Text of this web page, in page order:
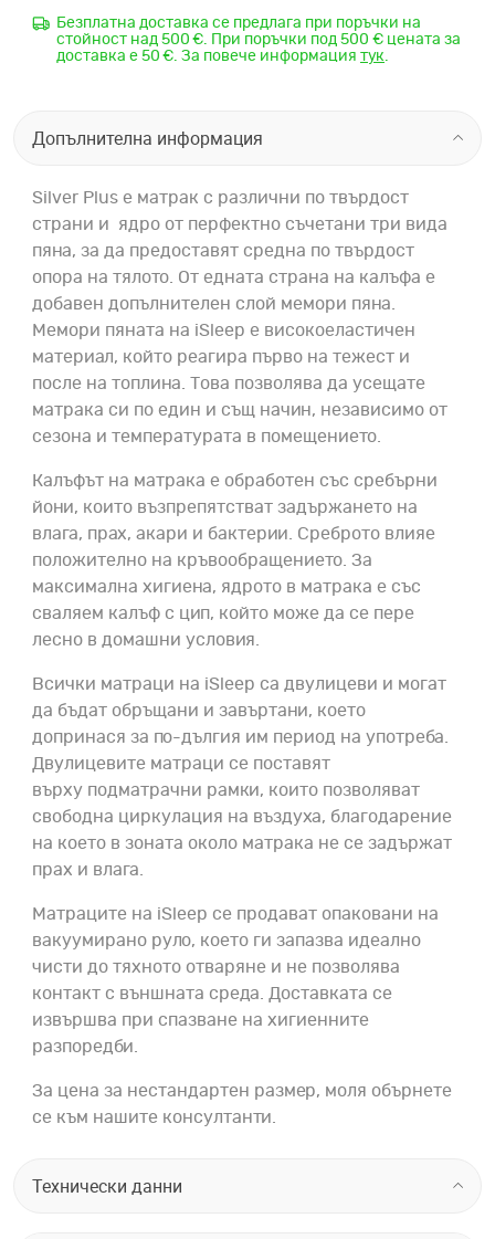
Безплатна доставка се предлага при поръчки на
стойност над 500 €. При поръчки под 500 € цената за
доставка е 50 €. За повече информация тук.
Допълнителна информация
Silver Plus е матрак с различни по твърдост
страни и ядро от перфектно съчетани три вида
пяна, за да предоставят средна по твърдост
опора на тялото. От едната страна на калъфа е
добавен допълнителен слой мемори пяна.
Мемори пяната на iSleep е високоеластичен
материал, който реагира първо на тежест и
после на топлина. Това позволява да усещате
матрака си по един и същ начин, независимо от
сезона и температурата в помещението.
Калъфът на матрака е обработен със сребърни
йони, които възпрепятстват задържането на
влага, прах, акари и бактерии. Среброто влияе
положително на кръвообращението. За
максимална хигиена, ядрото в матрака е със
сваляем калъф с цип, който може да се пере
лесно в домашни условия.
Всички матраци на iSleep са двулицеви и могат
да бъдат обръщани и завъртани, което
допринася за по-дългия им период на употреба.
Двулицевите матраци се поставят
върху подматрачни рамки, които позволяват
свободна циркулация на въздуха, благодарение
на което в зоната около матрака не се задържат
прах и влага.
Матраците на iSleep се продават опаковани на
вакуумирано руло, което ги запазва идеално
чисти до тяхното отваряне и не позволява
контакт с външната среда. Доставката се
извършва при спазване на хигиенните
разпоредби.
За цена за нестандартен размер, моля обърнете
се към нашите консултанти.
Технически данни